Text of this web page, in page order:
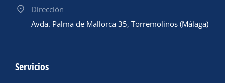
Dirección
Avda. Palma de Mallorca 35, Torremolinos (Málaga)
Servicios